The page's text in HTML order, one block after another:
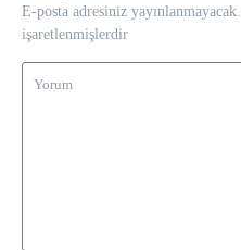
E-posta adresiniz yayınlanmayacak.
işaretlenmişlerdir